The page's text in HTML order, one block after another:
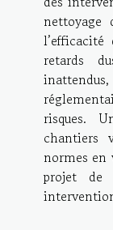
nettoyage
l’efficacité
retards
risques.
chantiers
normes en
projet de